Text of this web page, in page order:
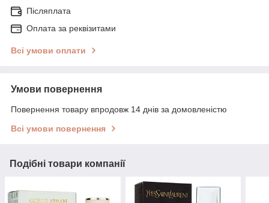
Післяплата
Оплата за реквізитами
Всі умови оплати
Умови повернення
Повернення товару впродовж 14 днів за домовленістю
Всі умови повернення
Подібні товари компанії